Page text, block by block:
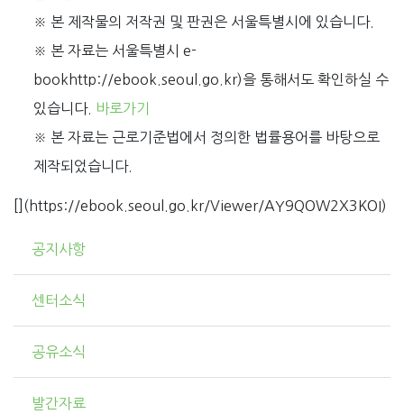
※ 본 제작물의 저작권 및 판권은 서울특별시에 있습니다.
※ 본 자료는 서울특별시 e-
bookhttp://ebook.seoul.go.kr)을 통해서도 확인하실 수
있습니다.
바로가기
※ 본 자료는 근로기준법에서 정의한 법률용어를 바탕으로
제작되었습니다.
[](https://ebook.seoul.go.kr/Viewer/AY9QOW2X3KOI)
공지사항
센터소식
공유소식
발간자료